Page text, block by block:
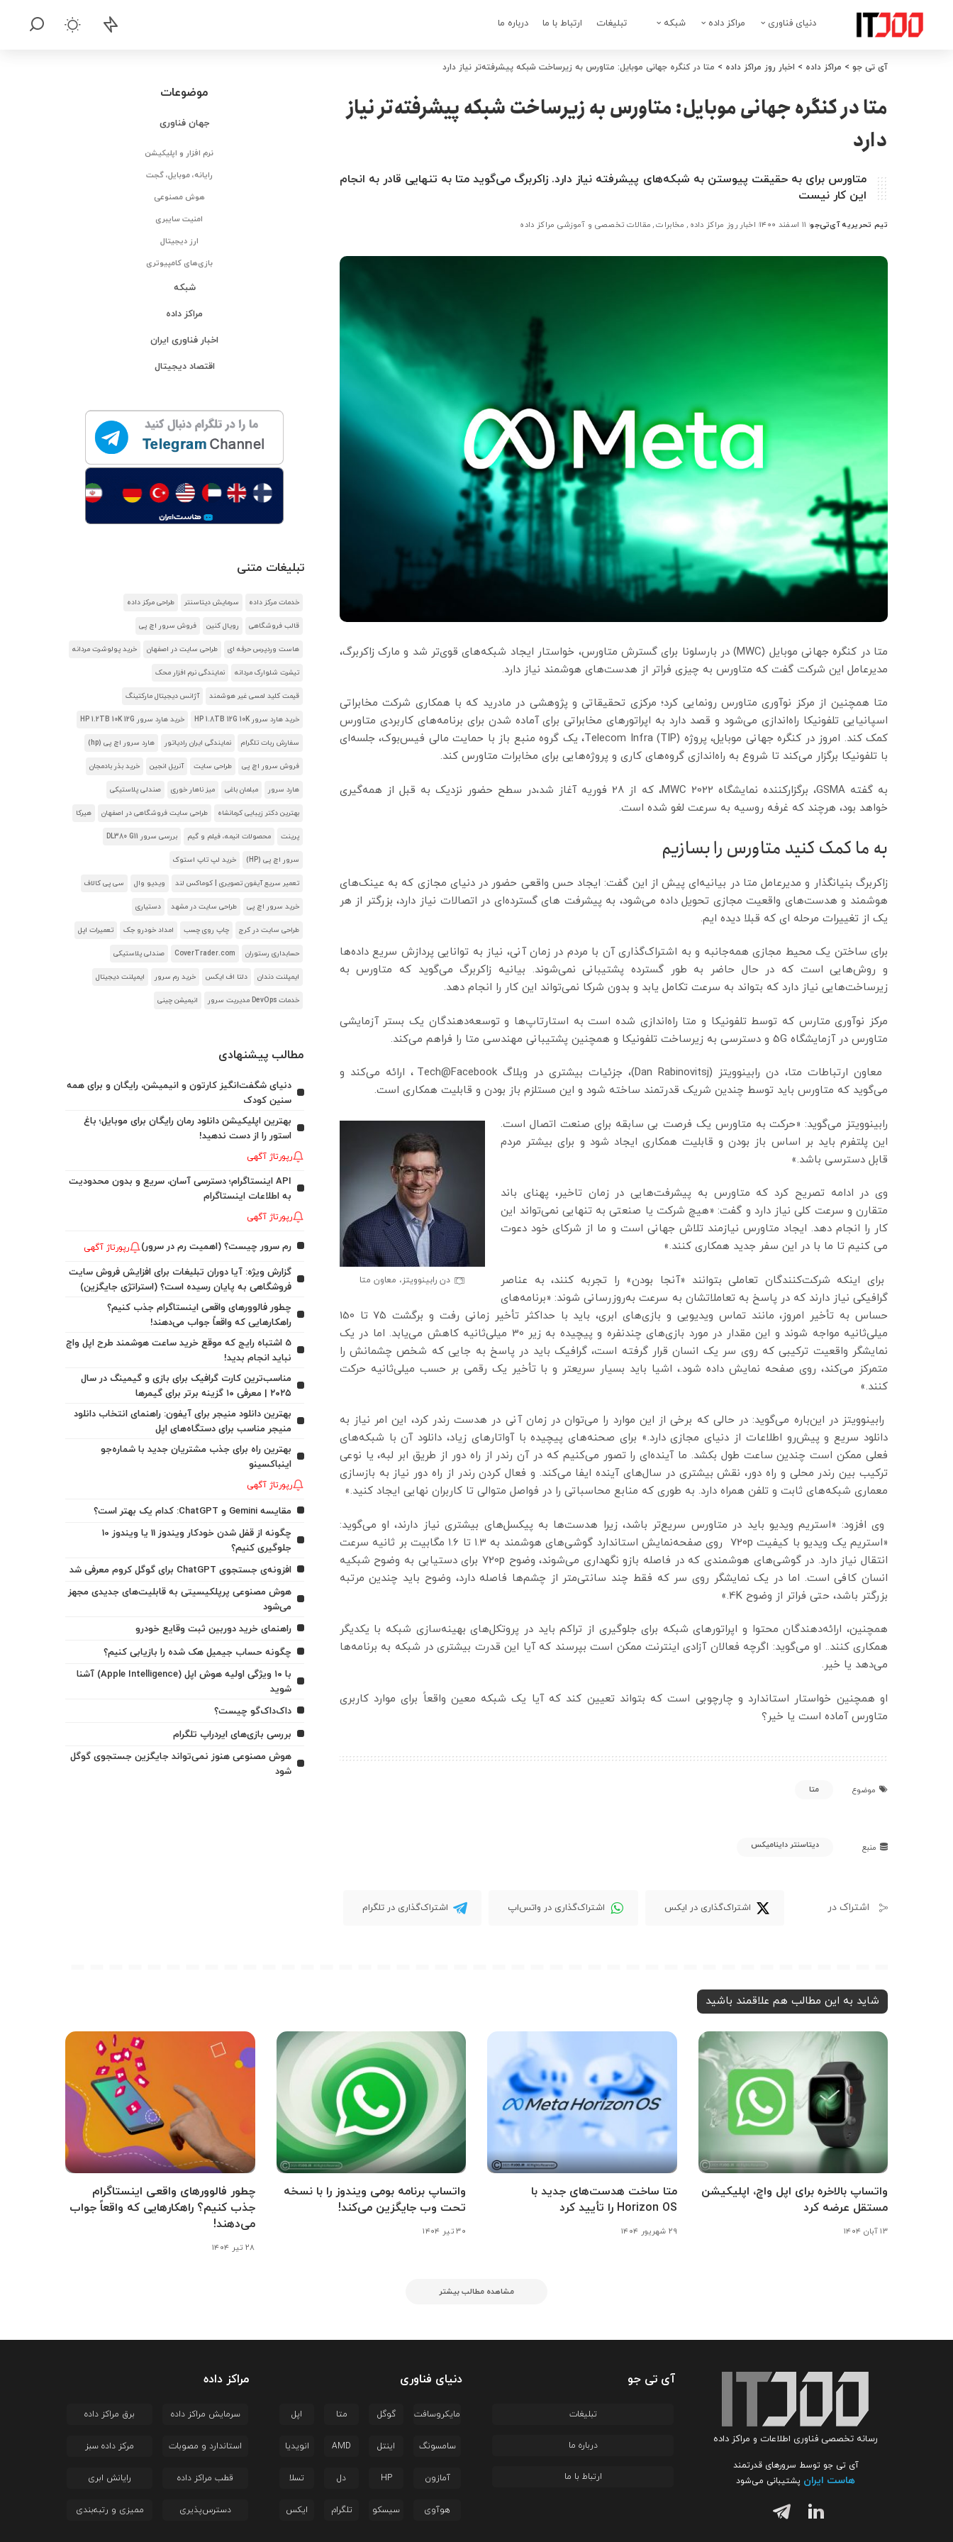
دنیای فناوری مراکز داده شبکه تبلیغات ارتباط با ما درباره ما
آی تی جو > مراکز داده > اخبار روز مراکز داده > متا در کنگره جهانی موبایل: متاورس به زیرساخت شبکه پیشرفته‌تر نیاز دارد
متا در کنگره جهانی موبایل: متاورس به زیرساخت شبکه پیشرفته‌تر نیاز
دارد
متاورس برای به حقیقت پیوستن به شبکه‌های پیشرفته نیاز دارد. زاکربرگ می‌گوید متا به تنهایی قادر به انجام
این کار نیست
ارسال
توسط
تیم تحریریه آی‌تی‌جو ۱۱ اسفند ۱۴۰۰ اخبار روز مراکز داده مخابرات مقالات تخصصی و آموزشی مراکز داده
متا در کنگره جهانی موبایل (MWC) در بارسلونا برای گسترش متاورس، خواستار ایجاد شبکه‌های قوی‌تر شد و مارک زاکربرگ،
مدیرعامل این شرکت گفت که متاورس به چیزی فراتر از هدست‌های هوشمند نیاز دارد.
متا همچنین از مرکز نوآوری متاورس رونمایی کرد؛ مرکزی تحقیقاتی و پژوهشی در مادرید که با همکاری شرکت مخابراتی
اسپانیایی تلفونیکا راه‌اندازی می‌شود و قصد دارد به اپراتورهای مخابراتی برای آماده شدن برای برنامه‌های کاربردی متاورس
کمک کند. امروز در کنگره جهانی موبایل، پروژه Telecom Infra (TIP)، یک گروه منبع باز با حمایت مالی فیس‌بوک، جلسه‌ای
با تلفونیکا برگزار می‌کند تا شروع به راه‌اندازی گروه‌های کاری و پروژه‌هایی برای مخابرات متاورس کند.
به گفته GSMA، برگزارکننده نمایشگاه MWC 2022، که از 28 فوریه آغاز شد،در سطح حضور نزدیک به قبل از همه‌گیری
خواهد بود، هرچند که غرفه روسیه به سرعت لغو شده است.
به ما کمک کنید متاورس را بسازیم
زاکربرگ بنیانگذار و مدیرعامل متا در بیانیه‌ای پیش از این گفت: ایجاد حس واقعی حضور در دنیای مجازی که به عینک‌های
هوشمند و هدست‌های واقعیت مجازی تحویل داده می‌شود، به پیشرفت های گسترده‌ای در اتصالات نیاز دارد، بزرگتر از هر
یک از تغییرات مرحله ای که قبلا دیده ایم.
برای ساختن یک محیط مجازی همه‌جانبه و به اشتراک‌گذاری آن با مردم در زمان آنی، نیاز به توانایی پردازش سریع داده‌ها
و روش‌هایی است که در حال حاضر به طور گسترده پشتیبانی نمی‌شوند. بیانیه زاکربرگ می‌گوید که متاورس به
زیرساخت‌هایی نیاز دارد که بتواند به سرعت تکامل یابد و بدون شرکا نمی‌تواند این کار را انجام دهد.
مرکز نوآوری متارس که توسط تلفونیکا و متا راه‌اندازی شده است به استارتاپ‌ها و توسعه‌دهندگان یک بستر آزمایشی
متاورس در آزمایشگاه 5G و دسترسی به زیرساخت تلفونیکا و همچنین پشتیبانی مهندسی متا را فراهم می‌کند.
معاون ارتباطات متا، دن رابینوویتز (Dan Rabinovitsj)، جزئیات بیشتری در وبلاگ Tech@Facebook ، ارائه می‌کند و
می‌گوید که متاورس باید توسط چندین شریک قدرتمند ساخته شود و این مستلزم باز بودن و قابلیت همکاری است.
دن رابینوویتز، معاون متا
رابینوویتز می‌گوید: «حرکت به متاورس یک فرصت بی سابقه برای صنعت اتصال است.
این پلتفرم باید بر اساس باز بودن و قابلیت همکاری ایجاد شود و برای بیشتر مردم
قابل دسترسی باشد.»
وی در ادامه تصریح کرد که متاورس به پیشرفت‌هایی در زمان تاخیر، پهنای باند
متقارن و سرعت کلی نیاز دارد و گفت: «هیچ شرکت یا صنعتی به تنهایی نمی‌تواند این
کار را انجام دهد. ایجاد متاورس نیازمند تلاش جهانی است و ما از شرکای خود دعوت
می کنیم تا ما با در این سفر جدید همکاری کنند.»
برای اینکه شرکت‌کنندگان تعاملی بتوانند «آنجا بودن» را تجربه کنند، به عناصر
گرافیکی نیاز دارند که در پاسخ به تعاملاتشان به سرعت به‌روزرسانی شوند: «برنامه‌های
حساس به تأخیر امروز، مانند تماس ویدیویی و بازی‌های ابری، باید با حداکثر تأخیر زمانی رفت و برگشت ۷۵ تا 150
میلی‌ثانیه مواجه شوند و این مقدار در مورد بازی‌های چندنفره و پیچیده به زیر 30 میلی‌ثانیه کاهش می‌یابد. اما در یک
نمایشگر واقعیت ترکیبی که روی سر یک انسان قرار گرفته است، گرافیک باید در پاسخ به جایی که شخص چشمانش را
متمرکز می‌کند، روی صفحه نمایش داده شود.، اشیا باید بسیار سریعتر و با تأخیر یک رقمی بر حسب میلی‌ثانیه حرکت
کنند.»
رابینوویتز در این‌باره می‌گوید: در حالی که برخی از این موارد را می‌توان در زمان آنی در هدست رندر کرد، این امر نیاز به
دانلود سریع و پیش‌رو اطلاعات از دنیای مجازی دارد.» برای صحنه‌های پیچیده با آواتارهای زیاد، دانلود آن با شبکه‌های
فعلی ممکن است چندین ساعت طول بکشد. ما آینده‌ای را تصور می‌کنیم که در آن رندر از راه دور از طریق ابر لبه، یا نوعی
ترکیب بین رندر محلی و راه دور، نقش بیشتری در سال‌های آینده ایفا می‌کند. و فعال کردن رندر از راه دور نیاز به بازسازی
معماری شبکه‌های ثابت و تلفن همراه دارد. به طوری که منابع محاسباتی را در فواصل متوالی تا کاربران نهایی ایجاد کنید.»
وی افزود: «استریم ویدیو باید در متاورس سریع‌تر باشد، زیرا هدست‌ها به پیکسل‌های بیشتری نیاز دارند، او می‌گوید:
«استریم یک ویدیو با کیفیت 720p روی صفحه‌نمایش استاندارد گوشی‌های هوشمند به ۱.۳ تا ۱.۶ مگابیت بر ثانیه سرعت
انتقال نیاز دارد. در گوشی‌های هوشمندی که در فاصله بازو نگهداری می‌شوند، وضوح 720p برای دستیابی به وضوح شبکیه
انسان کافی است. اما در یک نمایشگر روی سر که فقط چند سانتی‌متر از چشم‌ها فاصله دارد، وضوح باید چندین مرتبه
بزرگتر باشد، حتی فراتر از وضوح 4K.»
همچنین، ارائه‌دهندگان محتوا و اپراتورهای شبکه برای جلوگیری از تراکم باید در پروتکل‌های بهینه‌سازی شبکه با یکدیگر
همکاری کنند.. او می‌گوید: اگرچه فعالان آزادی اینترنت ممکن است بپرسند که آیا این قدرت بیشتری در شبکه به برنامه‌ها
می‌دهد یا خیر.
او همچنین خواستار استاندارد و چارچوبی است که بتواند تعیین کند که آیا یک شبکه معین واقعاً برای موارد کاربری
متاورس آماده است یا خیر؟
موضوع متا
منبع دیتاسنتر داینامیکس
اشتراک در اشتراک‌گذاری در ایکس اشتراک‌گذاری در واتس‌اپ اشتراک‌گذاری در تلگرام
موضوعات
جهان فناوری
نرم افزار و اپلیکیشن
رایانه، موبایل، گجت
هوش مصنوعی
امنیت سایبری
ارز دیجیتال
بازی‌های کامپیوتری
شبکه
مراکز داده
اخبار فناوری ایران
اقتصاد دیجیتال
تبلیغات متنی
خدمات مرکز داده سرمایش دیتاسنتر طراحی مرکز داده
قالب فروشگاهی رویال کنین فروش سرور اچ پی
هاست وردپرس حرفه ای طراحی سایت در اصفهان خرید پولوشرت مردانه
تیشرت شلوارک مردانه نمایندگی نرم افزار محک
قیمت کلید لمسی غیر هوشمند آژانس دیجیتال مارکتینگ
خرید هارد سرور HP 1.8TB 12G 10K خرید هارد سرور HP 1.2TB 10K 12G
سفارش ربات تلگرام نمایندگی ایران رادیاتور هارد سرور اچ پی (hp)
فروش سرور اچ پی طراحی سایت آنریل انجین خرید بذر بادمجان
هارد سرور مبلمان باغی میز ناهار خوری صندلی پلاستیکی
بهترین دکتر زیبایی کرمانشاه طراحی سایت فروشگاهی در اصفهان هیرکا
پرینت محصولات انیمه، فیلم و گیم بررسی سرور DL380 G11
سرور اچ پی (HP) خرید لپ تاپ استوک
تعمیر سریع آیفون تصویری | کوماکس لند ویدیو وال سی پی کالاف
خرید سرور اچ پی طراحی سایت در مشهد دستیاری
طراحی سایت در کرج چاپ روی چسب امداد خودرو جک تعمیرات اپل
حسابداری رستوران CoverTrader.com صندلی پلاستیکی
ایمپلنت دندان دلتا اف ایکس خرید رم سرور ایمپلنت دیجیتال
خدمات DevOps مدیریت سرور انیمیشن چینی
مطالب پیشنهادی
دنیای شگفت‌انگیز کارتون و انیمیشن، رایگان و برای همه
سنین کودک
بهترین اپلیکیشن دانلود رمان رایگان برای موبایل؛ باغ
استور را از دست ندهید!
رپورتاژ آگهی
API اینستاگرام؛ دسترسی آسان، سریع و بدون محدودیت
به اطلاعات اینستاگرام
رپورتاژ آگهی
رم سرور چیست؟ (اهمیت رم در سرور) رپورتاژ آگهی
گزارش ویژه: آیا دوران تبلیغات برای افزایش فروش سایت
فروشگاهی به پایان رسیده است؟ (استراتژی جایگزین)
چطور فالوورهای واقعی اینستاگرام جذب کنیم؟
راهکارهایی که واقعاً جواب می‌دهند!
5 اشتباه رایج که موقع خرید ساعت هوشمند طرح اپل واچ
نباید انجام بدید!
مناسب‌ترین کارت گرافیک برای بازی و گیمینگ در سال
۲۰۲۵ | معرفی ۱۰ گزینه برتر برای گیمرها
بهترین دانلود منیجر برای آیفون: راهنمای انتخاب دانلود
منیجر مناسب برای دستگاه‌های اپل
بهترین راه برای جذب مشتریان جدید با شماره‌جو
اینباکسینو
رپورتاژ آگهی
مقایسه Gemini و ChatGPT: کدام یک بهتر است؟
چگونه از قفل شدن خودکار ویندوز 11 یا ویندوز 10
جلوگیری کنیم؟
افزونه‌ی جستجوی ChatGPT برای گوگل کروم معرفی شد
هوش مصنوعی پرپلکیسیتی به قابلیت‌های جدیدی مجهز
می‌شود
راهنمای خرید دوربین ثبت وقایع خودرو
چگونه حساب جیمیل هک شده را بازیابی کنیم؟
با ۱۰ ویژگی اولیه هوش اپل (Apple Intelligence) آشنا
شوید
داک‌داک‌گو چیست؟
بررسی بازی‌های ایردراپ تلگرام
هوش مصنوعی هنوز نمی‌تواند جایگزین جستجوی گوگل
شود
شاید به این مطالب هم علاقمند باشید
واتساپ بالاخره برای اپل واچ، اپلیکیشن
مستقل عرضه کرد
۱۳ آبان ۱۴۰۴
متا ساخت هدست‌های جدید با
Horizon OS را تأیید کرد
۲۹ شهریور ۱۴۰۴
واتساپ برنامه بومی ویندوز را با نسخه
تحت وب جایگزین می‌کند!
۳۰ تیر ۱۴۰۴
چطور فالوورهای واقعی اینستاگرام
جذب کنیم؟ راهکارهایی که واقعاً جواب
می‌دهند!
۲۸ تیر ۱۴۰۴
مشاهده مطالب بیشتر
رسانه تخصصی فناوری اطلاعات و مراکز داده
آی تی جو توسط سرورهای قدرتمند
هاست ایران پشتیبانی می‌شود
آی تی جو
تبلیغات
درباره ما
ارتباط با ما
دنیای فناوری
مایکروسافت گوگل متا اپل
سامسونگ اینتل AMD انویدیا
آمازون HP دل تسلا
هوآوی سیسکو تلگرام ایکس
مراکز داده
سرمایش مراکز داده برق مراکز داده
استاندارد و مصوبات مرکز داده سبز
قطب مراکز داده رایانش ابری
دسترس‌پذیری ممیزی و رتبه‌بندی